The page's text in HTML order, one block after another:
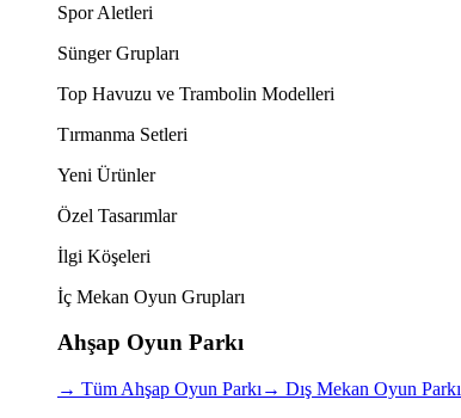
Spor Aletleri
Sünger Grupları
Top Havuzu ve Trambolin Modelleri
Tırmanma Setleri
Yeni Ürünler
Özel Tasarımlar
İlgi Köşeleri
İç Mekan Oyun Grupları
Ahşap Oyun Parkı
→ Tüm Ahşap Oyun Parkı → Dış Mekan Oyun Parkı